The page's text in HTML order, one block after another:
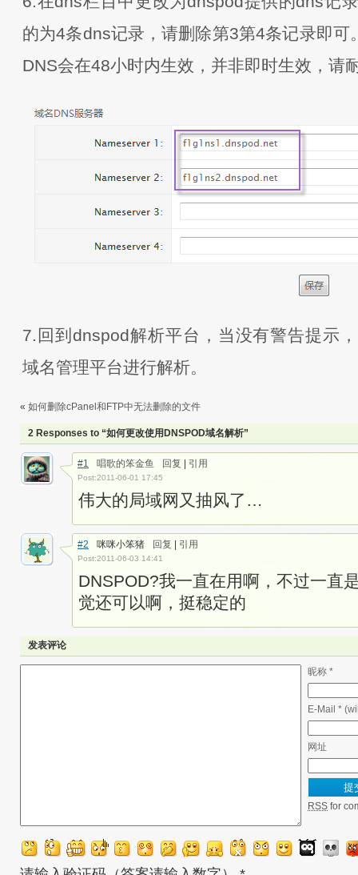
的为4条dns记录，请删除第3第4条记录即可
DNS会在48小时内生效，并非即时生效，请
7.回到dnspod解析平台，当没有警告提示
域名管理平台进行解析。
« 如何删除cPanel和FTP中无法删除的文件
2 Responses to “如何更改使用DNSPOD域名解析”
#1 唱歌的笨金鱼 回复 引用
Post:2011-06-01 17:45
伟大的局域网又抽风了…
#2 咪咪小笨猪 回复 引用
Post:2011-06-03 14:41
DNSPOD?我一直在用啊，不过一直
觉还可以啊，挺稳定的
发表评论
昵称 *
E-Mail *
网址
RSS for